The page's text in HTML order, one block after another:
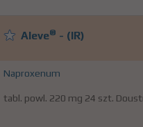
Aleve® - (IR)
Naproxenum
tabl. powl. 220 mg 24 szt.